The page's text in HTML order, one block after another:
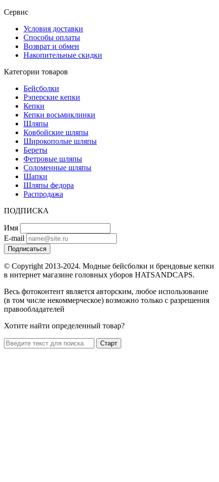
Сервис
Условия доставки
Способы оплаты
Возврат и обмен
Накопительные скидки
Категории товаров
Бейсболки
Рэперские кепки
Кепки
Кепки восьмиклинки
Шляпы
Ковбойские шляпы
Широкополые шляпы
Береты
Фетровые шляпы
Соломенные шляпы
Шапки
Шляпы федора
Распродажа
ПОДПИСКА
Имя
E-mail
Подписаться
© Copyright 2013-2024. Модные бейсболки и брендовые кепки
в интернет магазине головных уборов HATSANDCAPS.
Весь фотоконтент является авторским, любое использование
(в том числе некоммерческое) возможно только с разрешения
правообладателей
Хотите найти определенный товар?
Старт